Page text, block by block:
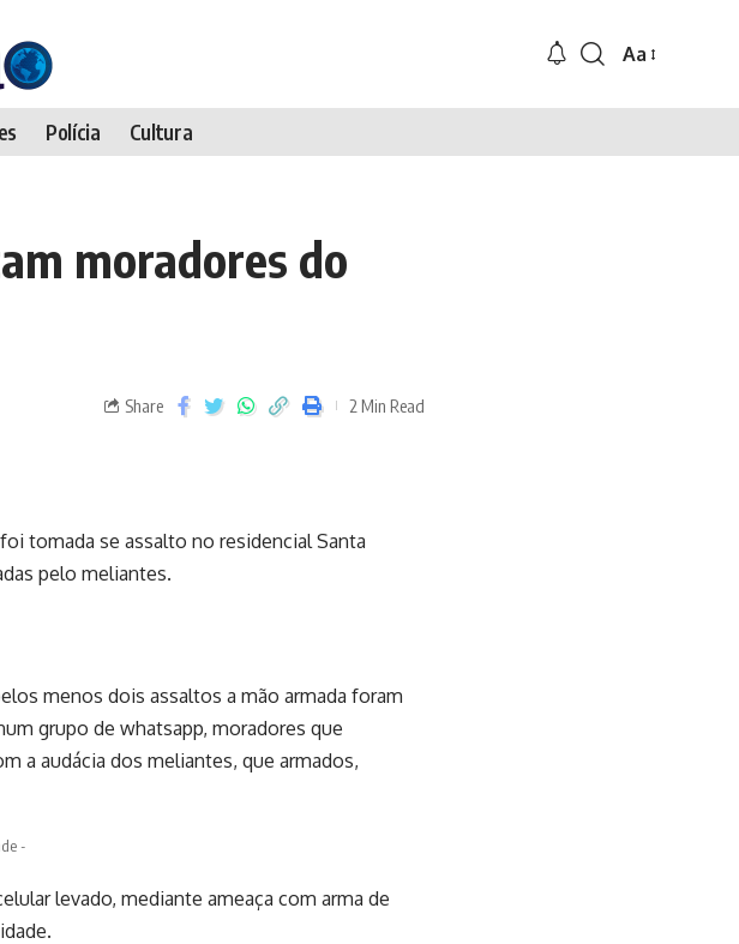
Aa
Polícia Cultura
moradores do
Share 2 Min Read
tomada se assalto no residencial Santa
pelo meliantes.
menos dois assaltos a mão armada foram
grupo de whatsapp, moradores que
a audácia dos meliantes, que armados,
-
levado, mediante ameaça com arma de